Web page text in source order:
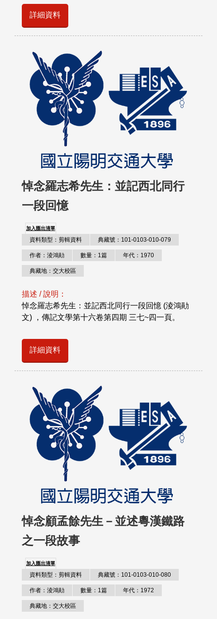
詳細資料
悼念羅志希先生：並記西北同行
一段回憶
加入匯出清單
資料類型：剪輯資料 典藏號：101-0103-010-079
作者：淩鴻勛 數量：1篇 年代：1970
典藏地：交大校區
描述 / 說明：
悼念羅志希先生：並記西北同行一段回憶 (淩鴻勛
文) ，傳記文學第十六卷第四期 三七~四一頁。
詳細資料
悼念顧孟餘先生－並述粵漢鐵路
之一段故事
加入匯出清單
資料類型：剪輯資料 典藏號：101-0103-010-080
作者：淩鴻勛 數量：1篇 年代：1972
典藏地：交大校區